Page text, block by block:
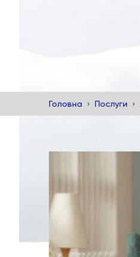
Головна Послуги